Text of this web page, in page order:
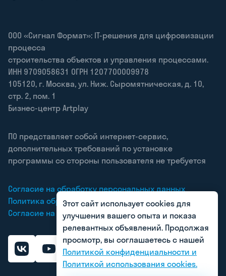
ООО «Сигнал Формат»: IT-решения для цифровизации
процесса
строительства объектов и управления процессами.
ИНН 9709058631 ОГРН 1207700009978
105120, г. Москва, ул. Ниж. Сыромятническая, д. 10,
стр. 2, пом. 1
Бизнес-центр Artplay
ПО представляет собой интернет-сервис,
дополнительных требований по установке
программы со стороны пользователя не требуется
Согласие на обработку персональных данных
Политика обработки персональных данных
Согласие на получение рекламных рассылок
Этот сайт использует cookies для
улучшения вашего опыта и показа
релевантных объявлений. Продолжая
просмотр, вы соглашаетесь с нашей
Политикой конфиденциальности и
Политикой использования cookies.